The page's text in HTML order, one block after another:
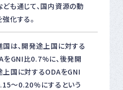
ども通じて、国内資源の動
強化する。
国は、開発途上国に対する
をGNI比0.7%に、後発開
上国に対するODAをGNI
～0.20%にするという